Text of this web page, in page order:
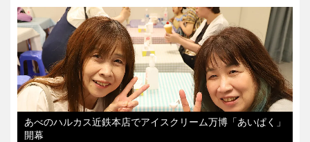
あべのハルカス近鉄本店でアイスクリーム万博「あいぱく」
開幕